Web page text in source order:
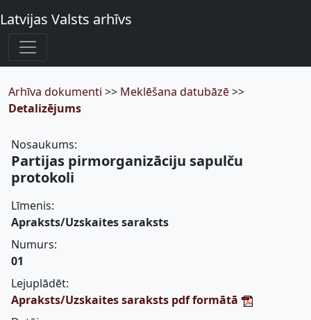
Latvijas Valsts arhīvs
Arhīva dokumenti >> Meklēšana datubāzē>>
Detalizējums
Nosaukums:
Partijas pirmorganizāciju sapulču
protokoli
Līmenis:
Apraksts/Uzskaites saraksts
Numurs:
01
Lejuplādēt:
Apraksts/Uzskaites saraksts pdf formātā